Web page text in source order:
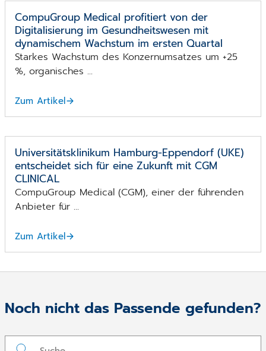
CompuGroup Medical profitiert von der
Digitalisierung im Gesundheits­wesen mit
dynamischem Wachstum im ersten Quartal
Starkes Wachstum des Konzernumsatzes um +25
%, organisches ...
Zum Artikel
Universitätsklinikum Hamburg-Eppendorf (UKE)
entscheidet sich für eine Zukunft mit CGM
CLINICAL
CompuGroup Medical (CGM), einer der führenden
Anbieter für ...
Zum Artikel
Noch nicht das Passende gefunden?